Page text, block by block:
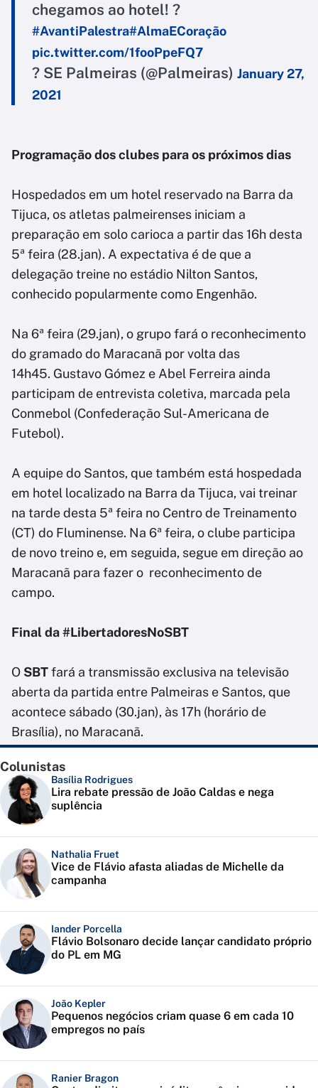
chegamos ao hotel! ?
#AvantiPalestra#AlmaECoração
pic.twitter.com/1fooPpeFQ7
? SE Palmeiras (@Palmeiras) January 27,
2021
Programação dos clubes para os próximos dias
Hospedados em um hotel reservado na Barra da
Tijuca, os atletas palmeirenses iniciam a
preparação em solo carioca a partir das 16h desta
5ª feira (28.jan). A expectativa é de que a
delegação treine no estádio Nilton Santos,
conhecido popularmente como Engenhão.
Na 6ª feira (29.jan), o grupo fará o reconhecimento
do gramado do Maracanã por volta das
14h45. Gustavo Gómez e Abel Ferreira ainda
participam de entrevista coletiva, marcada pela
Conmebol (Confederação Sul-Americana de
Futebol).
A equipe do Santos, que também está hospedada
em hotel localizado na Barra da Tijuca, vai treinar
na tarde desta 5ª feira no Centro de Treinamento
(CT) do Fluminense. Na 6ª feira, o clube participa
de novo treino e, em seguida, segue em direção ao
Maracanã para fazer o reconhecimento de
campo.
Final da #LibertadoresNoSBT
O SBTfará a transmissão exclusiva na televisão
aberta da partida entre Palmeiras e Santos, que
acontece sábado (30.jan), às 17h (horário de
Brasília), no Maracanã.
Colunistas
Basília Rodrigues
Lira rebate pressão de João Caldas e nega
suplência
Nathalia Fruet
Vice de Flávio afasta aliadas de Michelle da
campanha
Iander Porcella
Flávio Bolsonaro decide lançar candidato próprio
do PL em MG
João Kepler
Pequenos negócios criam quase 6 em cada 10
empregos no país
Ranier Bragon